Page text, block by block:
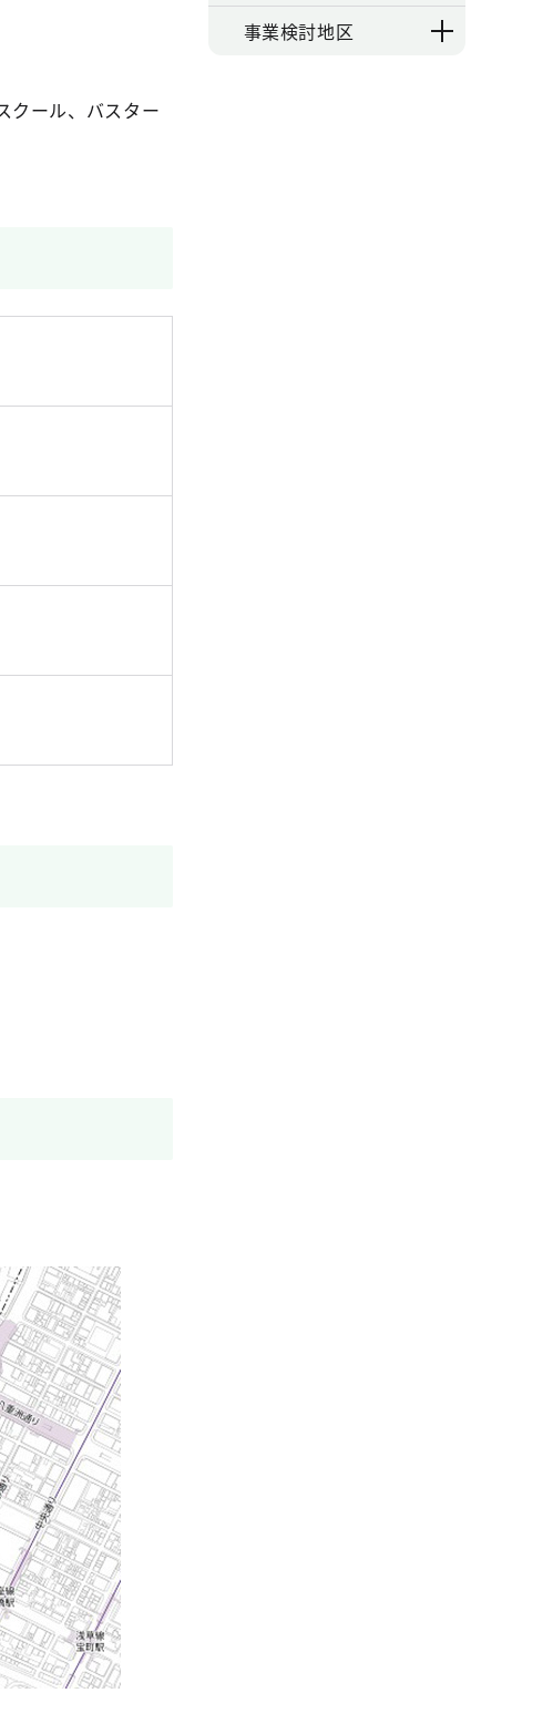
ール、バスター
事業検討地区